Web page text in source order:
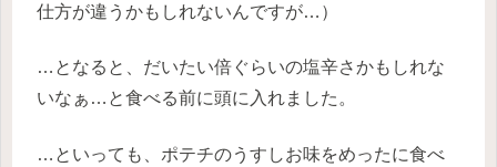
仕方が違うかもしれないんですが…）
…となると、だいたい倍ぐらいの塩辛さかもしれな
いなぁ…と食べる前に頭に入れました。
…といっても、ポテチのうすしお味をめったに食べ